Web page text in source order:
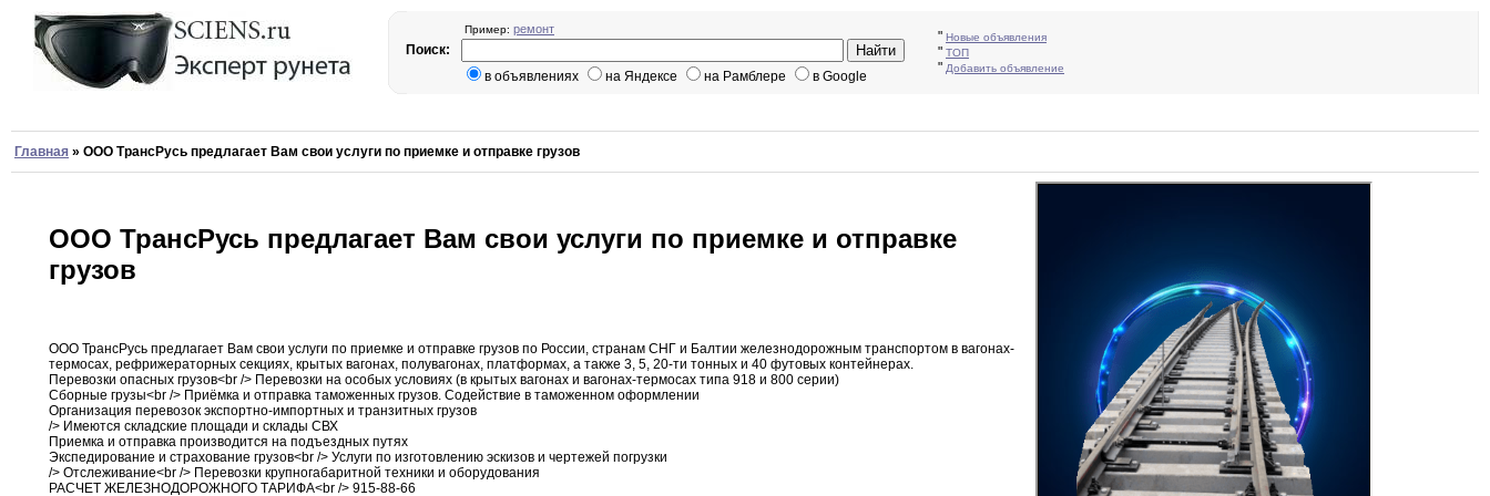
Пример: ремонт " Новые объявления
" ТОП
" Добавить объявление
Поиск:
в объявлениях
на Яндексе на Рамблере в Google
Главная » ООО ТрансРусь предлагает Вам свои услуги по приемке и отправке грузов
ООО ТрансРусь предлагает Вам свои услуги по приемке и отправке
грузов
ООО ТрансРусь предлагает Вам свои услуги по приемке и отправке грузов по России, странам СНГ и Балтии железнодорожным транспортом в вагонах-
термосах, рефрижераторных секциях, крытых вагонах, полувагонах, платформах, а также 3, 5, 20-ти тонных и 40 футовых контейнерах.
Перевозки опасных грузов<br /> Перевозки на особых условиях (в крытых вагонах и вагонах-термосах типа 918 и 800 серии)
Сборные грузы<br /> Приёмка и отправка таможенных грузов. Содействие в таможенном оформлении
Организация перевозок экспортно-импортных и транзитных грузов
/> Имеются складские площади и склады СВХ
Приемка и отправка производится на подъездных путях
Экспедирование и страхование грузов<br /> Услуги по изготовлению эскизов и чертежей погрузки
/> Отслеживание<br /> Перевозки крупногабаритной техники и оборудования
РАСЧЕТ ЖЕЛЕЗНОДОРОЖНОГО ТАРИФА<br /> 915-88-66